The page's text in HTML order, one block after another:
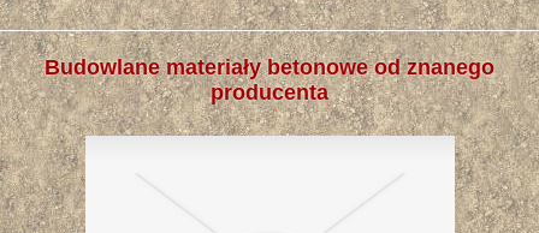
Budowlane materiały betonowe od znanego
producenta